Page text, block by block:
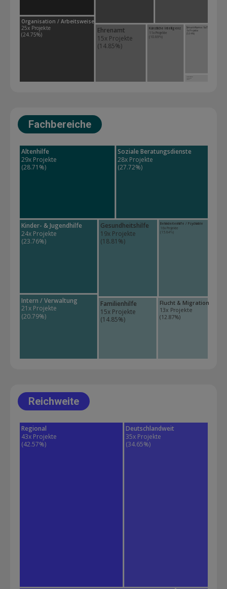
Organisation / Arbeitsweisen
25x Projekte
(24.75%)
Ehrenamt
15x Projekte
(14.85%)
Künstliche Intelligenz
11x Projekte
(10.89%)
Smart-Home / IoT
6x Projekte
(5.94%)
Video / Podcast
(0.99%)
Fachbereiche
Altenhilfe
29x Projekte
(28.71%)
Soziale Beratungsdienste
28x Projekte
(27.72%)
Kinder- & Jugendhilfe
24x Projekte
(23.76%)
Intern / Verwaltung
21x Projekte
(20.79%)
Gesundheitshilfe
19x Projekte
(18.81%)
Behindertenhilfe / Psychiatrie
16x Projekte
(15.84%)
Familienhilfe
15x Projekte
(14.85%)
Flucht & Migration
13x Projekte
(12.87%)
Reichweite
Regional
43x Projekte
(42.57%)
Deutschlandweit
35x Projekte
(34.65%)